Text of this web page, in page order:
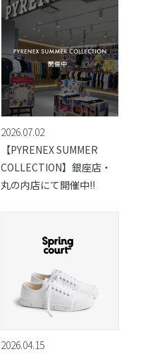
2026.07.02
【PYRENEX SUMMER
COLLECTION】銀座店・
丸の内店にて開催中!!
2026.04.15